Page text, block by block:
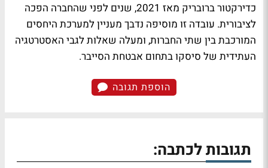
כדירקטור ברובריק מאז 2021, שנים לפני שהחברה הפכה
לציבורית. עובדה זו מוסיפה נדבך מעניין למערכת היחסים
המורכבת בין שתי החברות, ומעלה שאלות לגבי האסטרטגיה
העתידית של סיסקו בתחום אבטחת הסייבר.
הוספת תגובה
תגובות לכתבה: